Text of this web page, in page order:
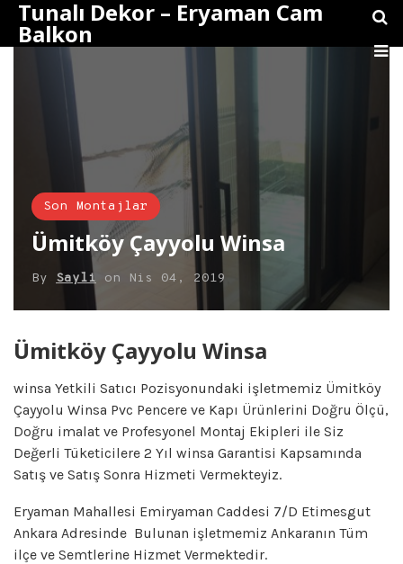
Tunalı Dekor – Eryaman Cam
Balkon
Son Montajlar
Ümitköy Çayyolu Winsa
By Sayli on Nis 04, 2019
Ümitköy Çayyolu Winsa
winsa Yetkili Satıcı Pozisyonundaki işletmemiz Ümitköy
Çayyolu Winsa Pvc Pencere ve Kapı Ürünlerini Doğru Ölçü,
Doğru imalat ve Profesyonel Montaj Ekipleri ile Siz
Değerli Tüketicilere 2 Yıl winsa Garantisi Kapsamında
Satış ve Satış Sonra Hizmeti Vermekteyiz.
Eryaman Mahallesi Emiryaman Caddesi 7/D Etimesgut
Ankara Adresinde Bulunan işletmemiz Ankaranın Tüm
ilçe ve Semtlerine Hizmet Vermektedir.